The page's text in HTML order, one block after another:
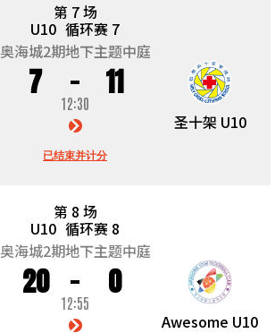
第 7 场
U10 循环赛 7
奥海城2期地下主题中庭
7 11
12:30
已结束并计分
圣十架 U10
第 8 场
U10 循环赛 8
奥海城2期地下主题中庭
20 0
12:55
Awesome U10